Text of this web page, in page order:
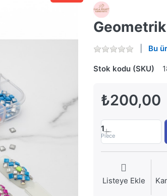
Bu
Stok kodu (SKU)
₺200,00
1
Piece
Listeye Ekle